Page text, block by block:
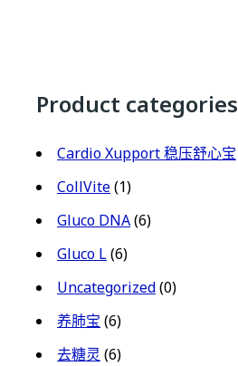
Product categories
Cardio Xupport 稳压舒心宝
CollVite(1)
Gluco DNA(6)
Gluco L(6)
Uncategorized(0)
养肺宝 (6)
去糖灵(6)